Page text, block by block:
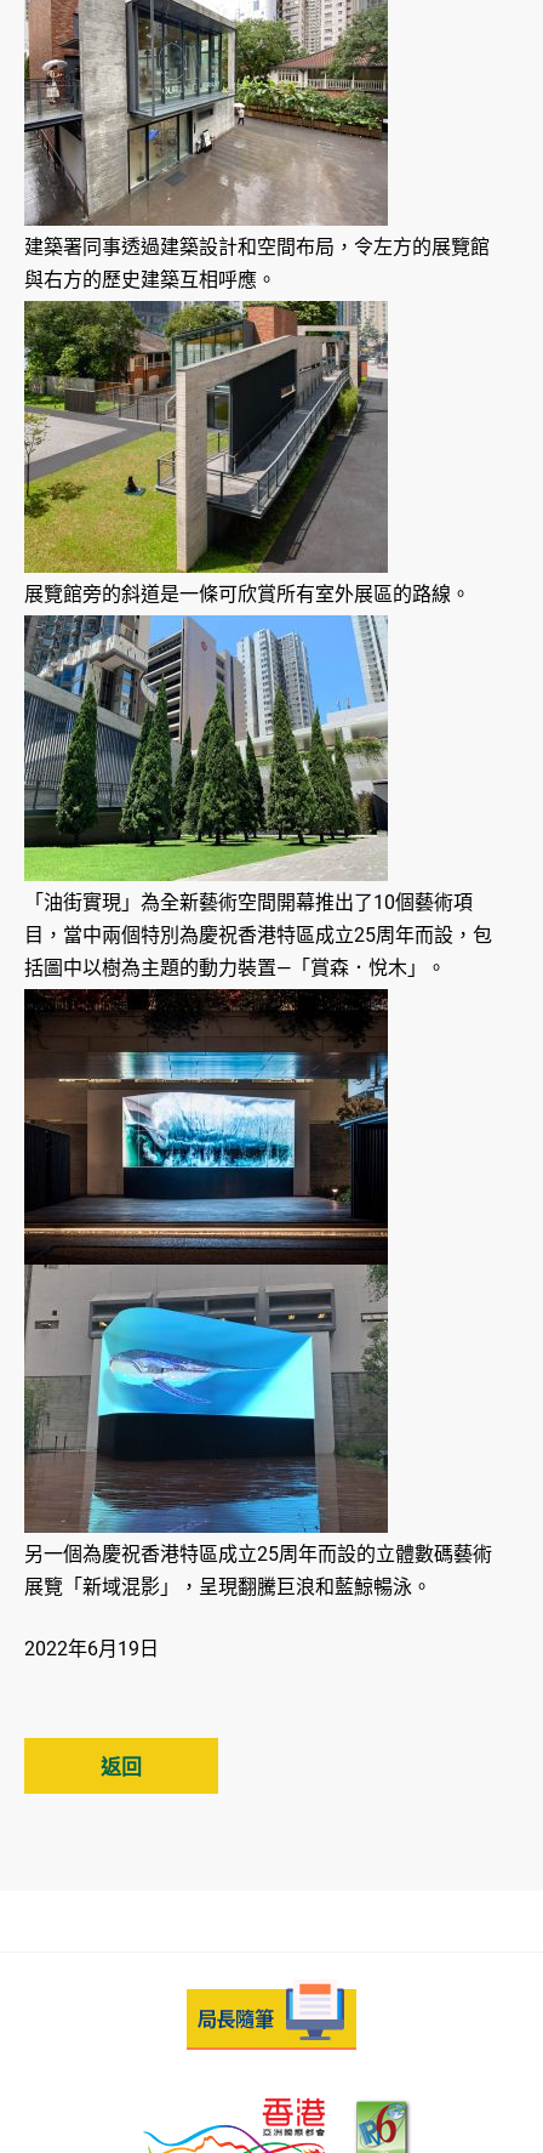
建築署同事透過建築設計和空間布局，令左方的展覽館
與右方的歷史建築互相呼應。
展覽館旁的斜道是一條可欣賞所有室外展區的路線。
「油街實現」為全新藝術空間開幕推出了10個藝術項
目，當中兩個特別為慶祝香港特區成立25周年而設，包
括圖中以樹為主題的動力裝置—「賞森．悅木」。
另一個為慶祝香港特區成立25周年而設的立體數碼藝術
展覽「新域混影」，呈現翻騰巨浪和藍鯨暢泳。
2022年6月19日
返回